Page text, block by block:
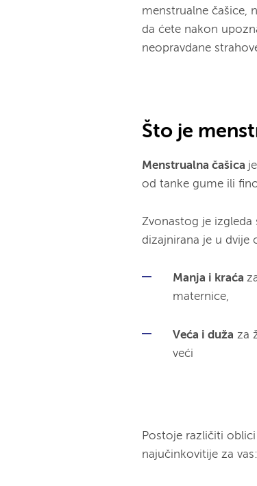
menstrualne čašice,
da ćete nakon
neopravdane
Što je
Menstrualna čašica
od tanke gume ili
Zvonastog je
dizajnirana je u dvije
Manja i kraća
maternice,
Veća i duža za
veći
Postoje različiti
najučinkovitije za vas: